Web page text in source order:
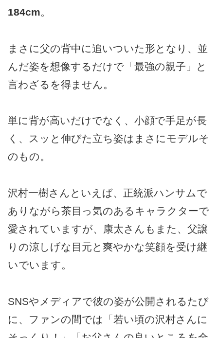
184cm。
まさに父の背中に追いついた形となり、並
んだ姿を想像するだけで「最強の親子」と
言わざるを得ません。
単に背が高いだけでなく、小顔で手足が長
く、スッと伸びた立ち姿はまさにモデルそ
のもの。
沢村一樹さんといえば、正統派ハンサムで
ありながら茶目っ気のあるキャラクターで
愛されていますが、康太さんもまた、父譲
りの涼しげな目元と爽やかな笑顔を受け継
いでいます。
SNSやメディアで彼の姿が公開されるたび
に、ファンの間では「若い頃の沢村さんに